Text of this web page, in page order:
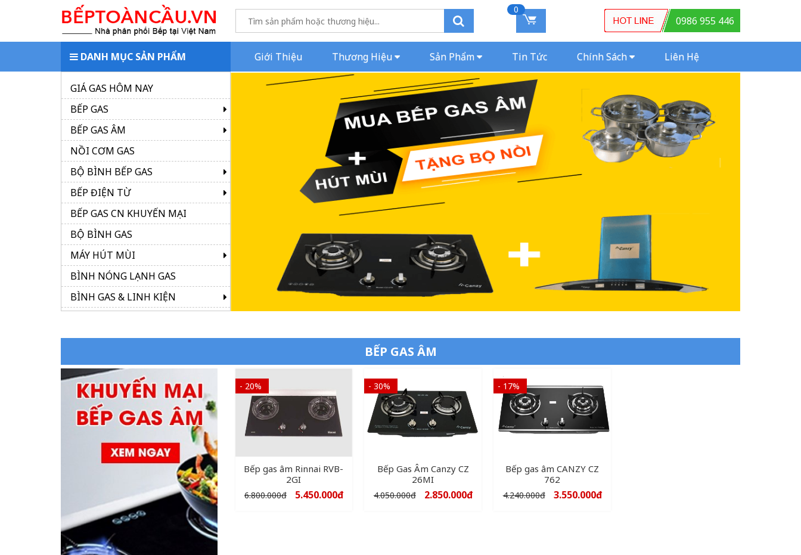
0
0986 955 446
DANH MỤC SẢN PHẨM Giới Thiệu Thương Hiệu Sản Phẩm Tin Tức Chính Sách Liên Hệ
GIÁ GAS HÔM NAY
BẾP GAS
BẾP GAS ÂM
NỒI CƠM GAS
BỘ BÌNH BẾP GAS
BẾP ĐIỆN TỪ
BẾP GAS CN KHUYẾN MẠI
BỘ BÌNH GAS
MÁY HÚT MÙI
BÌNH NÓNG LẠNH GAS
BÌNH GAS & LINH KIỆN
BẾP GAS ÂM
- 20%
Bếp gas âm Rinnai RVB-
2GI
6.800.000đ 5.450.000đ
- 30%
Bếp Gas Âm Canzy CZ
26MI
4.050.000đ 2.850.000đ
- 17%
Bếp gas âm CANZY CZ
762
4.240.000đ 3.550.000đ